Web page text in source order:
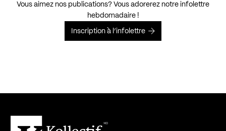
Vous aimez nos publications? Vous adorerez notre infolettre
hebdomadaire !
Inscription à l’infolettre